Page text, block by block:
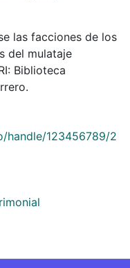
las facciones de los
del mulataje
Biblioteca
handle/123456789/2